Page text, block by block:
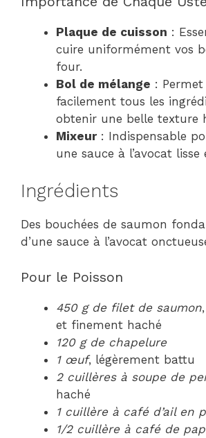
Plaque de cuisson :
cuire uniformément vos
four.
Bol de mélange :
facilement tous les
obtenir une belle texture
Mixeur: Indispensable
une sauce à l’avocat lisse
Ingrédients
Des bouchées de saumon
d’une sauce à l’avocat
Pour le Poisson
450 g de filet de saumon
et finement haché
120 g de chapelure
1 œuf, légèrement battu
2 cuillères à soupe de
haché
1 cuillère à café d’ail en
1/2 cuillère à café de